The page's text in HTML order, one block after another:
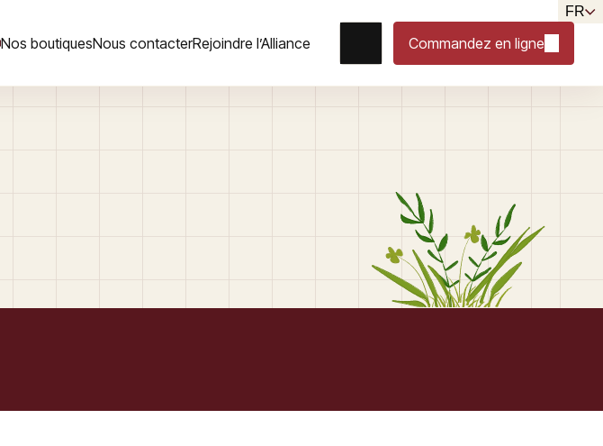
Nos boutiquesNous contacterRejoindre l’Alliance Commandez en ligne
FR